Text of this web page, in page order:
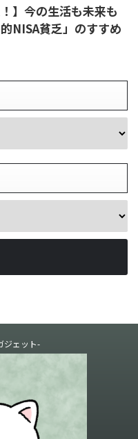
】今の生活も未来も
NISA貧乏」のすすめ
ジェット-